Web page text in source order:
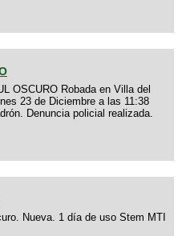
OSCURO Robada en Villa del
23 de Diciembre a las 11:38
Denuncia policial realizada.
Nueva. 1 día de uso Stem MTI